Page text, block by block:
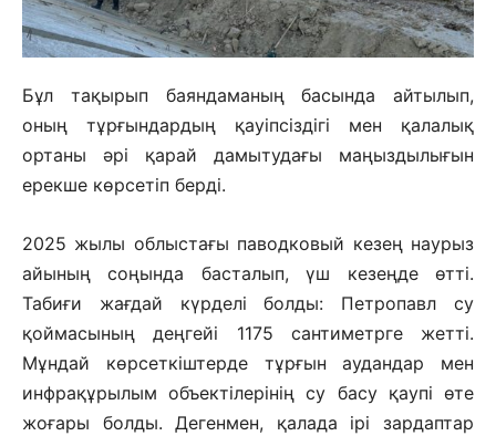
Бұл тақырып баяндаманың басында айтылып,
оның тұрғындардың қауіпсіздігі мен қалалық
ортаны әрі қарай дамытудағы маңыздылығын
ерекше көрсетіп берді.
2025 жылы облыстағы паводковый кезең наурыз
айының соңында басталып, үш кезеңде өтті.
Табиғи жағдай күрделі болды: Петропавл су
қоймасының деңгейі 1175 сантиметрге жетті.
Мұндай көрсеткіштерде тұрғын аудандар мен
инфрақұрылым объектілерінің су басу қаупі өте
жоғары болды. Дегенмен, қалада ірі зардаптар